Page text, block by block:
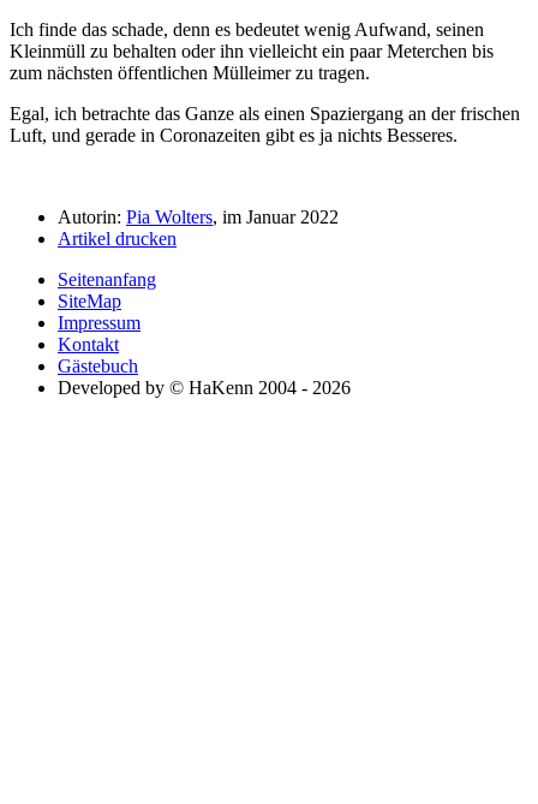
Ich finde das schade, denn es bedeutet wenig Aufwand, seinen
Kleinmüll zu behalten oder ihn vielleicht ein paar Meterchen bis
zum nächsten öffentlichen Mülleimer zu tragen.
Egal, ich betrachte das Ganze als einen Spaziergang an der frischen
Luft, und gerade in Coronazeiten gibt es ja nichts Besseres.
Autorin: Pia Wolters, im Januar 2022
Artikel drucken
Seitenanfang
SiteMap
Impressum
Kontakt
Gästebuch
Developed by © HaKenn 2004 - 2026